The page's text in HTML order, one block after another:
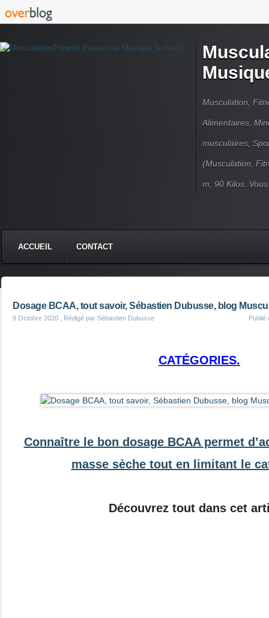
Musculation,
Alimentaires,
musculaires,
(Musculation,
m, 90 Kilos.
ACCUEIL CONTACT
Dosage BCAA, tout savoir, Sébastien Dubusse, blog
8 Octobre 2020 , Rédigé par Sébastien Dubusse Publié
CATÉGORIES.
Connaître le bon dosage BCAA permet
masse sèche tout en limitant le
Découvrez tout dans cet